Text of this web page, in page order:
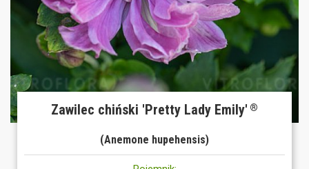
Zawilec chiński 'Pretty Lady Emily' ®
(Anemone hupehensis)